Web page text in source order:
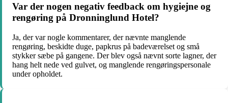
Var der nogen negativ feedback om hygiejne og
rengøring på Dronninglund Hotel?
Ja, der var nogle kommentarer, der nævnte manglende
rengøring, beskidte duge, papkrus på badeværelset og små
stykker sæbe på gangene. Der blev også nævnt sorte lagner, der
hang helt nede ved gulvet, og manglende rengøringspersonale
under opholdet.